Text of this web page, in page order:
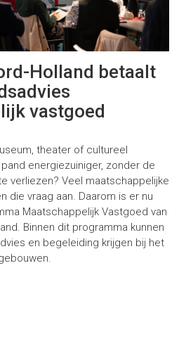
Holland betaalt
vastgoed
theater of cultureel
energiezuiniger, zonder de
verliezen? Veel maatschappelijke
die vraag aan. Daarom is er nu
Maatschappelijk Vastgoed van
Binnen dit programma kunnen
en begeleiding krijgen bij het